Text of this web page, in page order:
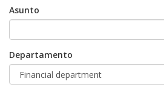
Asunto
Departamento